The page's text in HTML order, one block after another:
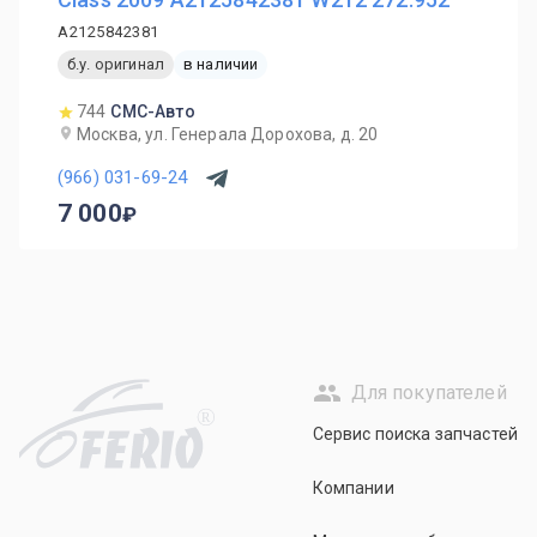
A2125842381
б.у. оригинал
в наличии
744 СМС-Авто
Москва, ул. Генерала Дорохова, д. 20
(966) 031-69-24
7 000
R
Для покупателей
Сервис поиска запчастей
Компании